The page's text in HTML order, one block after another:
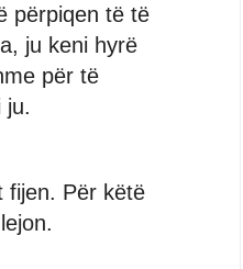
përpiqen të të
ju keni hyrë
për të
ju.
fijen. Për këtë